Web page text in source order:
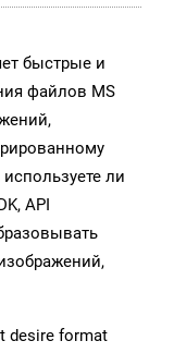
быстрые и
файлов MS
ли
API
desire format